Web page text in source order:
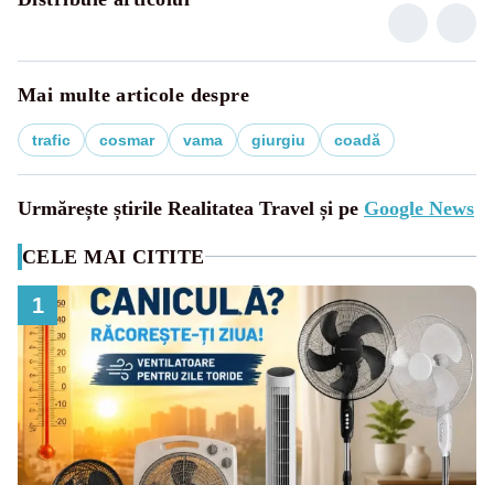
Mai multe articole despre
trafic cosmar vama giurgiu coadă
Urmărește știrile Realitatea Travel și pe Google News
CELE MAI CITITE
1